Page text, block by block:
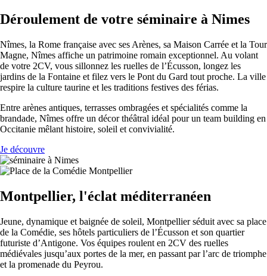
Déroulement de votre séminaire à Nimes
Nîmes, la Rome française avec ses Arènes, sa Maison Carrée et la Tour
Magne, Nîmes affiche un patrimoine romain exceptionnel. Au volant
de votre 2CV, vous sillonnez les ruelles de l’Écusson, longez les
jardins de la Fontaine et filez vers le Pont du Gard tout proche. La ville
respire la culture taurine et les traditions festives des férias.
Entre arènes antiques, terrasses ombragées et spécialités comme la
brandade, Nîmes offre un décor théâtral idéal pour un team building en
Occitanie mêlant histoire, soleil et convivialité.
Je découvre
Montpellier, l'éclat méditerranéen
Jeune, dynamique et baignée de soleil, Montpellier séduit avec sa place
de la Comédie, ses hôtels particuliers de l’Écusson et son quartier
futuriste d’Antigone. Vos équipes roulent en 2CV des ruelles
médiévales jusqu’aux portes de la mer, en passant par l’arc de triomphe
et la promenade du Peyrou.